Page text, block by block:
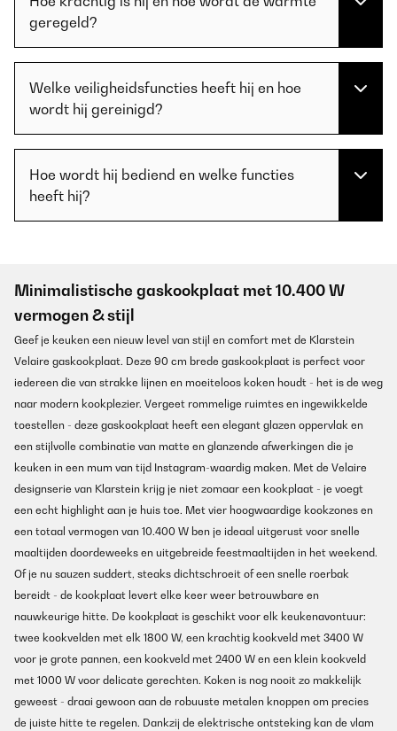
geregeld?
Welke veiligheidsfuncties heeft hij en hoe
wordt hij gereinigd?
Hoe wordt hij bediend en welke functies
heeft hij?
Minimalistische gaskookplaat met 10.400 W
vermogen & stijl
Geef je keuken een nieuw level van stijl en comfort met de Klarstein
Velaire gaskookplaat. Deze 90 cm brede gaskookplaat is perfect voor
iedereen die van strakke lijnen en moeiteloos koken houdt - het is de weg
naar modern kookplezier. Vergeet rommelige ruimtes en ingewikkelde
toestellen - deze gaskookplaat heeft een elegant glazen oppervlak en
een stijlvolle combinatie van matte en glanzende afwerkingen die je
keuken in een mum van tijd Instagram-waardig maken. Met de Velaire
designserie van Klarstein krijg je niet zomaar een kookplaat - je voegt
een echt highlight aan je huis toe. Met vier hoogwaardige kookzones en
een totaal vermogen van 10.400 W ben je ideaal uitgerust voor snelle
maaltijden doordeweeks en uitgebreide feestmaaltijden in het weekend.
Of je nu sauzen suddert, steaks dichtschroeit of een snelle roerbak
bereidt - de kookplaat levert elke keer weer betrouwbare en
nauwkeurige hitte. De kookplaat is geschikt voor elk keukenavontuur:
twee kookvelden met elk 1800 W, een krachtig kookveld met 3400 W
voor je grote pannen, een kookveld met 2400 W en een klein kookveld
met 1000 W voor delicate gerechten. Koken is nog nooit zo makkelijk
geweest - draai gewoon aan de robuuste metalen knoppen om precies
de juiste hitte te regelen. Dankzij de elektrische ontsteking kan de vlam